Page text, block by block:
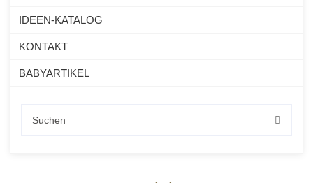
IDEEN-KATALOG
KONTAKT
BABYARTIKEL